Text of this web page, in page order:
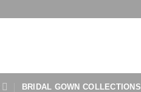
BRIDAL GOWN COLLECTIONS